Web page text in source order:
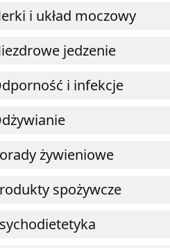
i układ moczowy
jedzenie
i infekcje
żywieniowe
spożywcze